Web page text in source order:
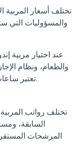
تختلف أسعار المربية
والمسؤوليات التي
عند اختيار مربية
والطعام، ونظام
تعتبر ساعات العمل ونطاق المهام من العوامل المحددة.
تختلف رواتب المربية
السابقة،
المرشحات